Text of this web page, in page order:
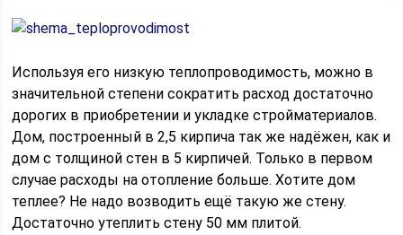
Используя его низкую теплопроводимость, можно в
значительной степени сократить расход достаточно
дорогих в приобретении и укладке стройматериалов.
Дом, построенный в 2,5 кирпича так же надёжен, как и
дом с толщиной стен в 5 кирпичей. Только в первом
случае расходы на отопление больше. Хотите дом
теплее? Не надо возводить ещё такую же стену.
Достаточно утеплить стену 50 мм плитой.